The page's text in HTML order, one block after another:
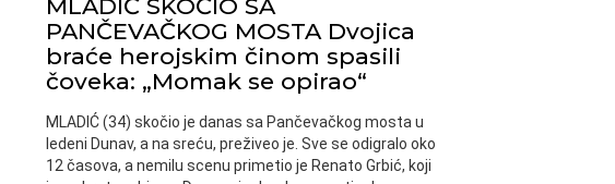
MLADIĆ SKOČIO SA
PANČEVAČKOG MOSTA Dvojica
braće herojskim činom spasili
čoveka: „Momak se opirao“
MLADIĆ (34) skočio je danas sa Pančevačkog mosta u
ledeni Dunav, a na sreću, preživeo je. Sve se odigralo oko
12 časova, a nemilu scenu primetio je Renato Grbić, koji